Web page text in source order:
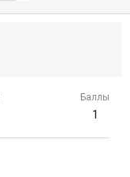
Баллы
1